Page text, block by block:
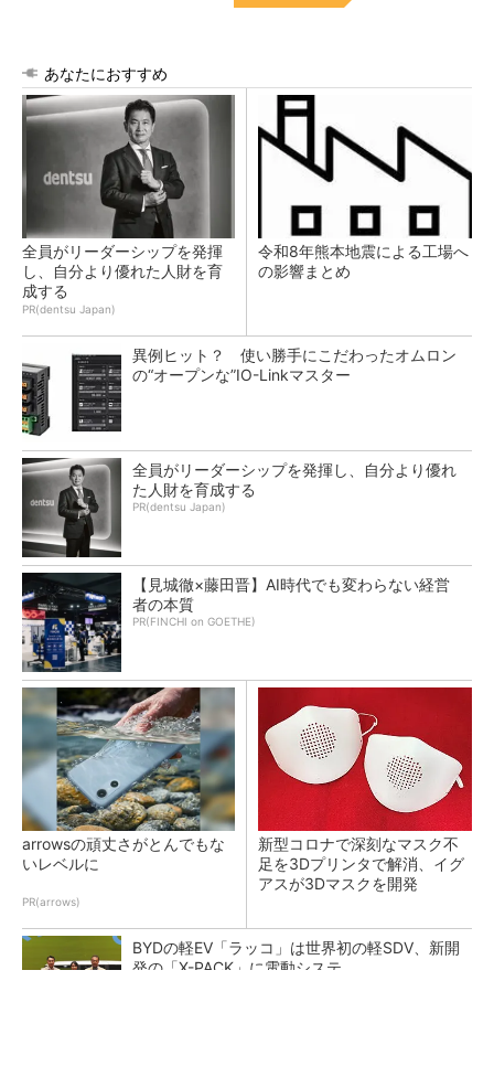
あなたにおすすめ
全員がリーダーシップを発揮
し、自分より優れた人財を育
成する
PR(dentsu Japan)
令和8年熊本地震による工場へ
の影響まとめ
異例ヒット？ 使い勝手にこだわったオムロン
の“オープンな”IO-Linkマスター
全員がリーダーシップを発揮し、自分より優れ
た人財を育成する
PR(dentsu Japan)
【見城徹×藤田晋】AI時代でも変わらない経営
者の本質
PR(FINCHI on GOETHE)
arrowsの頑丈さがとんでもな
いレベルに
PR(arrows)
新型コロナで深刻なマスク不
足を3Dプリンタで解消、イグ
アスが3Dマスクを開発
BYDの軽EV「ラッコ」は世界初の軽SDV、新開
発の「X-PACK」に電動システ...